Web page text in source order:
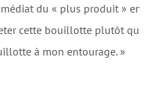
du « plus produit »
cette bouillotte plutôt que
à mon entourage. »